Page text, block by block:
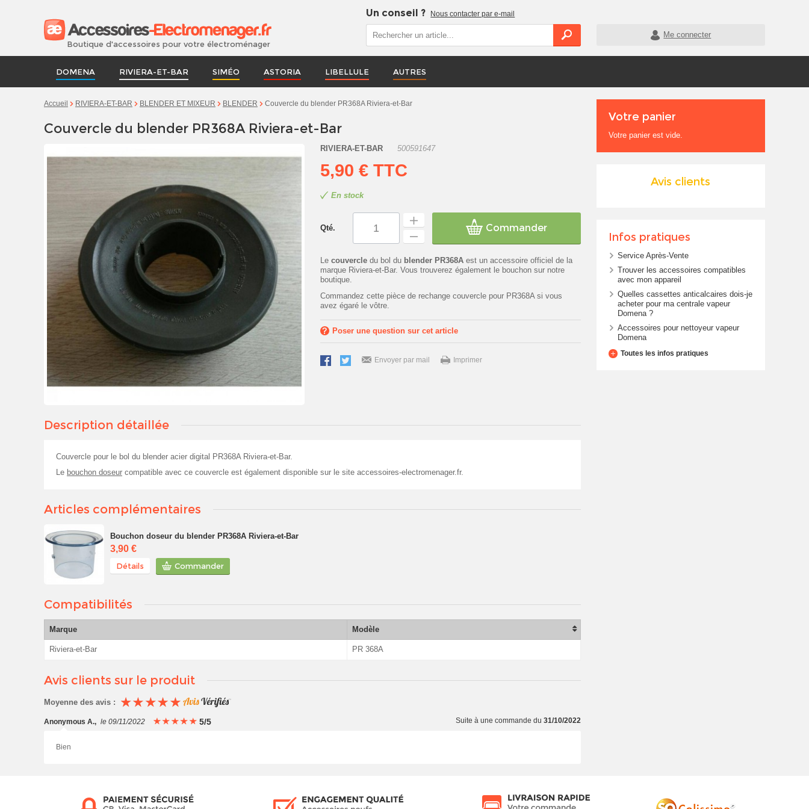
Boutique d'accessoires pour votre électroménager
Un conseil ? Nous contacter par e-mail
Me connecter
DOMENA RIVIERA-ET-BAR SIMÉO ASTORIA LIBELLULE AUTRES
Accueil RIVIERA-ET-BAR BLENDER ET MIXEUR BLENDER Couvercle du blender PR368A Riviera-et-Bar
Couvercle du blender PR368A Riviera-et-Bar
RIVIERA-ET-BAR 500591647
5,90 € TTC
En stock
Qté. Commander
Lecouvercledu bol du blender PR368Aest un accessoire officiel de la
marque Riviera-et-Bar. Vous trouverez également le bouchon sur notre
boutique.
Commandez cette pièce de rechange couvercle pour PR368A si vous
avez égaré le vôtre.
Poser une question sur cet article
Envoyer par mail Imprimer
Description détaillée
Couvercle pour le bol du blender acier digital PR368A Riviera-et-Bar.
Le bouchon doseur compatible avec ce couvercle est également disponible sur le site accessoires-electromenager.fr.
Articles complémentaires
Bouchon doseur du blender PR368A Riviera-et-Bar
3,90 €
Détails Commander
Compatibilités
Marque Modèle
Riviera-et-Bar PR 368A
Avis clients sur le produit
Moyenne des avis :
Anonymous A., le 09/11/2022 5/5 Suite à une commande du31/10/2022
Bien
Votre panier
Votre panier est vide.
Avis clients
Infos pratiques
Service Après-Vente
Trouver les accessoires compatibles
avec mon appareil
Quelles cassettes anticalcaires dois-je
acheter pour ma centrale vapeur
Domena ?
Accessoires pour nettoyeur vapeur
Domena
Toutes les infos pratiques